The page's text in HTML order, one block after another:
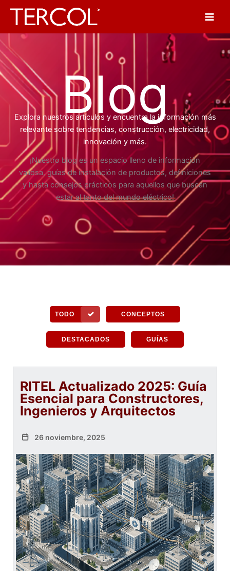
Blog
Explora nuestros artículos y encuentra la información más
relevante sobre tendencias, construcción, electricidad,
innovación y más.
¡Nuestro blog es un espacio lleno de información
valiosa, guías de instalación de productos, definiciones
y hasta consejos prácticos para aquellos que buscan
estar al tanto del mundo eléctrico!
TODO CONCEPTOS
DESTACADOS GUÍAS
RITEL Actualizado 2025: Guía
Esencial para Constructores,
Ingenieros y Arquitectos
26 noviembre, 2025